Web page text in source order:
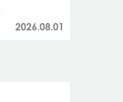
2026.08.01